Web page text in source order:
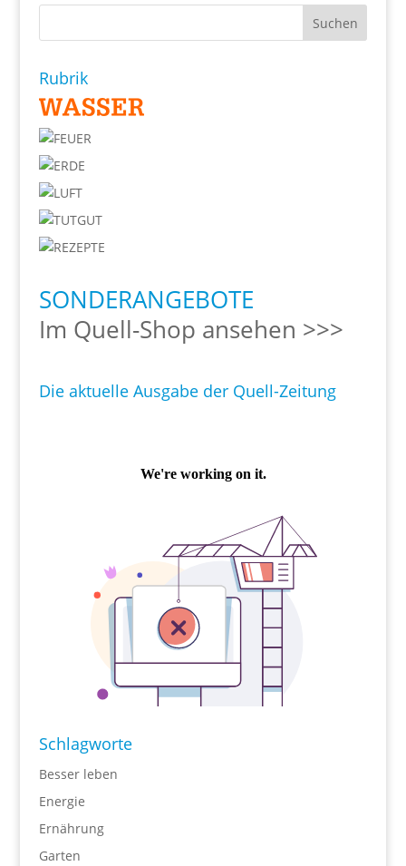
Rubrik
SONDERANGEBOTE
Im Quell-Shop ansehen >>>
Die aktuelle Ausgabe der Quell-Zeitung
Schlagworte
Besser leben
Energie
Ernährung
Garten